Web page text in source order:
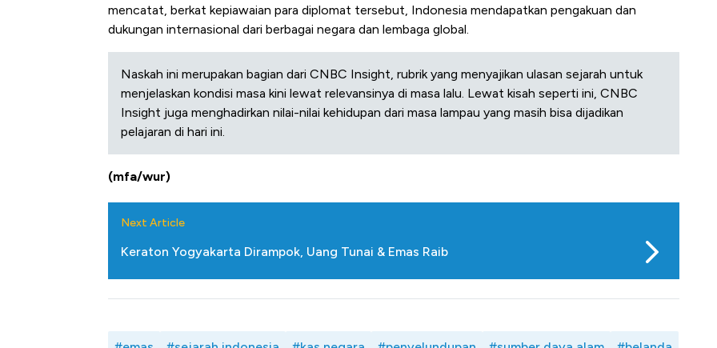
mencatat, berkat kepiawaian para diplomat tersebut, Indonesia mendapatkan pengakuan dan
dukungan internasional dari berbagai negara dan lembaga global.
Naskah ini merupakan bagian dari CNBC Insight, rubrik yang menyajikan ulasan sejarah untuk
menjelaskan kondisi masa kini lewat relevansinya di masa lalu. Lewat kisah seperti ini, CNBC
Insight juga menghadirkan nilai-nilai kehidupan dari masa lampau yang masih bisa dijadikan
pelajaran di hari ini.
(mfa/wur)
Next Article
Keraton Yogyakarta Dirampok, Uang Tunai & Emas Raib